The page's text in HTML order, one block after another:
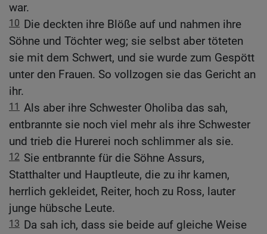
war.
10 Die deckten ihre Blöße auf und nahmen ihre
Söhne und Töchter weg; sie selbst aber töteten
sie mit dem Schwert, und sie wurde zum Gespött
unter den Frauen. So vollzogen sie das Gericht an
ihr.
11 Als aber ihre Schwester Oholiba das sah,
entbrannte sie noch viel mehr als ihre Schwester
und trieb die Hurerei noch schlimmer als sie.
12 Sie entbrannte für die Söhne Assurs,
Statthalter und Hauptleute, die zu ihr kamen,
herrlich gekleidet, Reiter, hoch zu Ross, lauter
junge hübsche Leute.
13 Da sah ich, dass sie beide auf gleiche Weise